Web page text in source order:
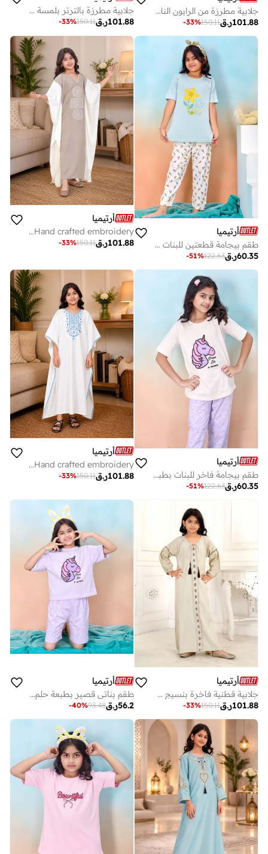
جلابية مطرزة من الرايون الناعم بنقوش مخططة
ر.ق101.88
150.11
-33%
جلابية مطرزة بالترتر بلمسة ساتان لامعة
ر.ق101.88
150.11
-33%
أرتيميا
طقم بيجامة قطعتين للبنات بطبعة زهور وبلوزة فضفاضة باللون الأخضر النعناعي
ر.ق60.35
122.63
-51%
أرتيميا
Girls Premium Rayon Kaftan style Jalabiya with Hand crafted embroidery
ر.ق101.88
150.11
-33%
أرتيميا
طقم بيجامة فاخر للبنات بطبعة حلم اليونيكورن قطعتين - بلوزة وبنطلون
ر.ق60.35
122.63
-51%
أرتيميا
Girls Premium Rayon Kaftan style Jalabiya with Hand crafted embroidery
ر.ق101.88
150.11
-33%
أرتيميا
جلابية قطنية فاخرة بنسيج شبيه بالكتان بتفاصيل مطرزة وأكمام دانتيل
ر.ق101.88
150.11
-33%
أرتيميا
طقم بناتي قصير بطبعة حلم اليونيكورن
ر.ق56.2
93.48
-40%